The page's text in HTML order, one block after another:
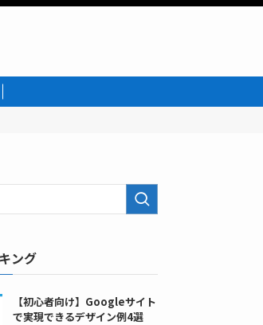
ング
【初心者向け】Googleサイト
で実現できるデザイン例4選